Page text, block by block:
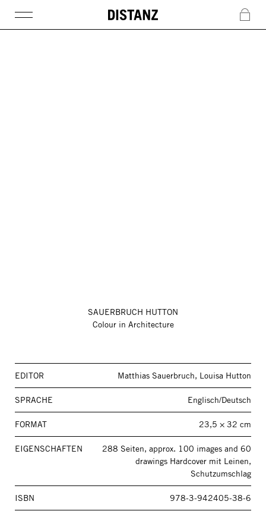
c
SAUERBRUCH HUTTON
Colour in Architecture
EDITOR Matthias Sauerbruch, Louisa Hutton
SPRACHE Englisch/Deutsch
FORMAT 23,5 × 32 cm
EIGENSCHAFTEN
288 Seiten, approx. 100 images and 60
drawings Hardcover mit Leinen,
Schutzumschlag
ISBN 978-3-942405-38-6